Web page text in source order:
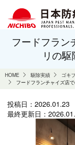
フードフラン
リの
HOME 駆除実績
ゴキ
フードフランチャイズ店
投稿日： 2026.01.23
最終更新日：